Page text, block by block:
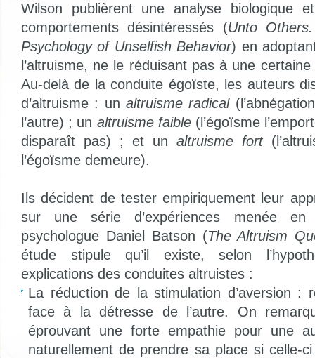
Wilson publièrent une analyse biologique
comportements désintéressés (Unto
Psychology of Unselfish Behavior) en
l’altruisme, ne le réduisant pas à une
Au-delà de la conduite égoïste, les auteurs
d’altruisme : un altruisme radical
l’autre) ; un altruisme faible(l’égoïsme
disparaît pas) ; et un altruisme fort
l’égoïsme demeure).
Ils décident de tester empiriquement leur
sur une série d’expériences menée
psychologue Daniel Batson (The Altruism
étude stipule qu’il existe, selon
explications des conduites altruistes :
La réduction de la stimulation d’aversion :
face à la détresse de l’autre. On
éprouvant une forte empathie pour une
naturellement de prendre sa place si celle-